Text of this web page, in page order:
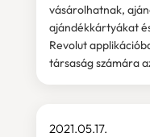
vásárolhatnak,
ajándékkártyákat
Revolut
társaság számára
2021.05.17.